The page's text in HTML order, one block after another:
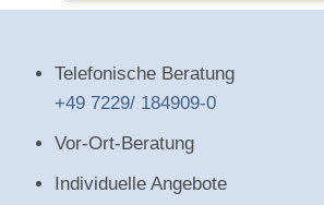
Telefonische Beratung
+49 7229/ 184909-0
Vor-Ort-Beratung
Individuelle Angebote